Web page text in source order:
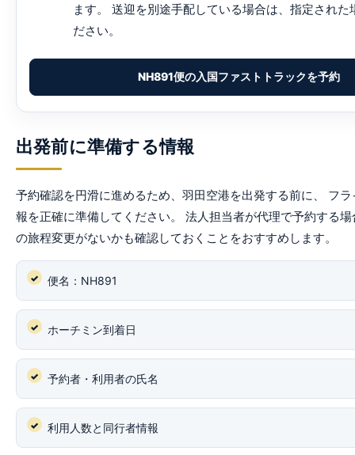
ます。 送迎を別途手配している場合は、指定された
ださい。
NH891便の入国ファストトラックを予約
出発前に準備する情報
予約確認を円滑に進めるため、羽田空港を出発する前に、 フ
報を正確に準備してください。 法人担当者が代理で予約する
の旅程変更がないかも確認しておくことをおすすめします。
便名：NH891
ホーチミン到着日
予約者・利用者の氏名
利用人数と同行者情報